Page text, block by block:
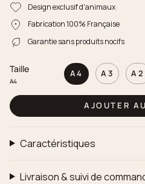
Design exclusif d'animaux
Fabrication 100% Française
Garantie sans produits nocifs
Taille
A4
A4 A3 A2
AJOUTER
Caractéristiques
Livraison & suivi de